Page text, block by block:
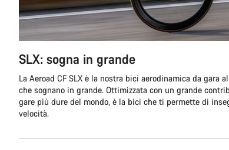
SLX: sogna in grande
La Aeroad CF SLX è la nostra bici aerodinamica da gara
che sognano in grande. Ottimizzata con un grande
gare più dure del mondo, è la bici che ti permette di
velocità.